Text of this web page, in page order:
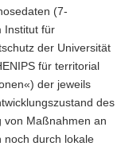
(7-
Institut für
der Universität
für territorial
der jeweils
des
von Maßnahmen an
noch durch lokale